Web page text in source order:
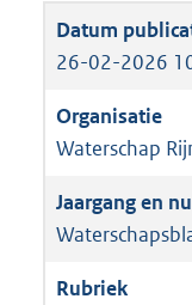
26-02-2026
Waterschap